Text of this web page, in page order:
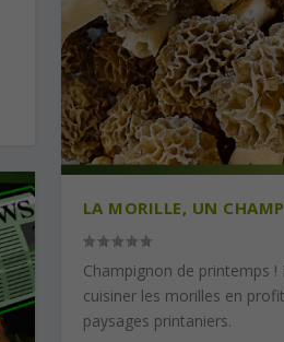
LA MORILLE, UN
Champignon de printemps
cuisiner les morilles en
paysages printaniers.